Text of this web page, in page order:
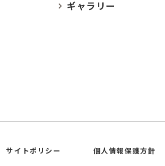
ギャラリー
サイトポリシー 個人情報保護方針